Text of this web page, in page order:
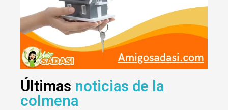
Últimas noticias de la
colmena